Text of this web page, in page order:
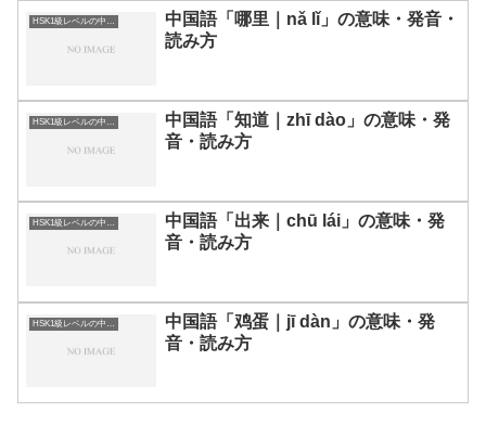
HSK1級レベルの中国語
中国語「哪里｜nǎ lǐ」の意味・発音・
読み方
HSK1級レベルの中国語
中国語「知道｜zhī dào」の意味・発
音・読み方
中国語「出来｜chū lái」の意味・発
音・読み方
中国語「鸡蛋｜jī dàn」の意味・発
音・読み方